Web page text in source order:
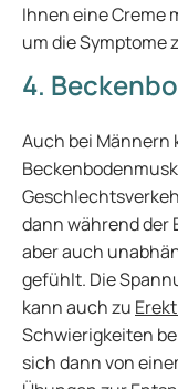
Ihnen eine Creme
um die Symptome
4.
Auch bei Männern
dann während der
aber auch
gefühlt. Die
kann auch zu
Schwierigkeiten
sich dann von